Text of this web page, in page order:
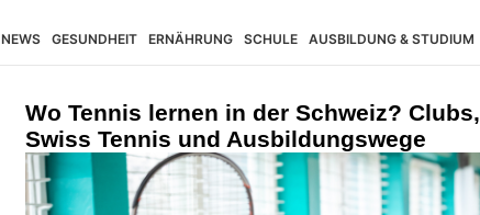
NEWS GESUNDHEIT ERNÄHRUNG SCHULE AUSBILDUNG & STUDIUM
Wo Tennis lernen in der Schweiz? Clubs,
Swiss Tennis und Ausbildungswege